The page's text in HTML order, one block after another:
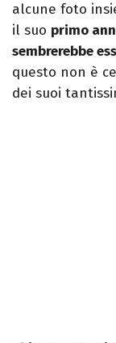
alcune foto
il suo primo
sembrerebbe
questo non è
dei suoi